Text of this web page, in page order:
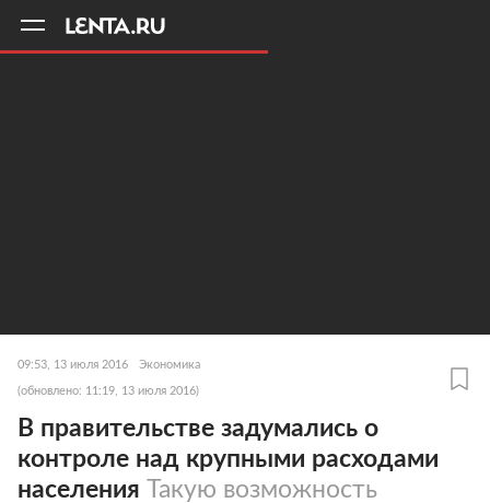
09:53, 13 июля 2016 Экономика
(обновлено: 11:19, 13 июля 2016)
В правительстве задумались о
контроле над крупными расходами
населения Такую возможность